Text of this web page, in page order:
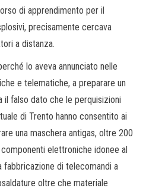
di apprendimento per il
precisamente cercava
a distanza.
lo aveva annunciato nelle
e telematiche, a preparare un
il falso dato che le perquisizioni
di Trento hanno consentito ai
una maschera antigas, oltre 200
elettroniche idonee al
di telecomandi a
oltre che materiale